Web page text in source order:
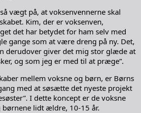
vægt på, at voksenvennerne skal
Kim, der er voksenven,
det har betydet for ham selv med
gange som at være dreng på ny. Det,
derudover giver det mig stor glæde at
og som jeg er med til at præge”.
mellem voksne og børn, er Børns
med at søsætte det nyeste projekt
I dette koncept er de voksne
lidt ældre, 10-15 år.